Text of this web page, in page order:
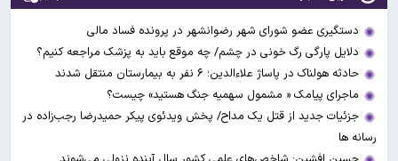
دستگیری عضو شورای شهر رضوانشهر در پرونده فساد مالی
دلایل پارگی رگ خونی در چشم/ چه موقع باید به پزشک مراجعه کنیم؟
حادثه هولناک در پاساژ علاءالدین؛ ۶ نفر به بیمارستان منتقل شدند
ماجرای پیامک « مشمول سهمیه جنگ هستید» چیست؟
جزئیات جدید از قتل یک مداح/ پخش ویدئوی پیکر حمیدرضا رجب‌زاده در
رسانه ها